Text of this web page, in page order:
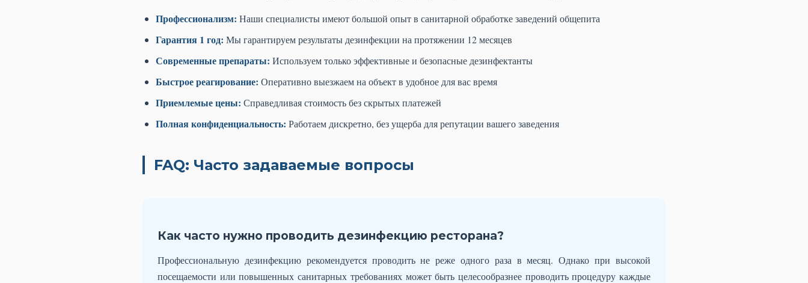
Профессионализм: Наши специалисты имеют большой опыт в санитарной обработке заведений общепита
Гарантия 1 год: Мы гарантируем результаты дезинфекции на протяжении 12 месяцев
Современные препараты: Используем только эффективные и безопасные дезинфектанты
Быстрое реагирование: Оперативно выезжаем на объект в удобное для вас время
Приемлемые цены: Справедливая стоимость без скрытых платежей
Полная конфиденциальность: Работаем дискретно, без ущерба для репутации вашего заведения
FAQ: Часто задаваемые вопросы
Как часто нужно проводить дезинфекцию ресторана?
Профессиональную дезинфекцию рекомендуется проводить не реже одного раза в месяц. Однако при высокой
посещаемости или повышенных санитарных требованиях может быть целесообразнее проводить процедуру каждые